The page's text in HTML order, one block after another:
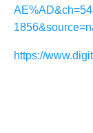
https://